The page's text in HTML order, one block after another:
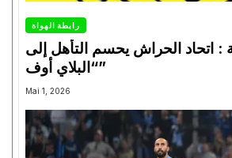
رابطة الهواة
: اتحاد الحراش يحسم التأهل إلى
“البلاي أوف”
Mai 1, 2026